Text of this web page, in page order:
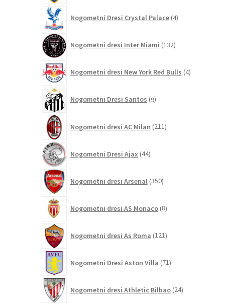
Nogometni Dresi Crystal Palace 4izdelki
Nogometni dresi Inter Miami 132izdelkov
Nogometni dresi New York Red Bulls 4izdelki
Nogometni Dresi Santos 9izdelkov
Nogometni dresi AC Milan 211izdelkov
Nogometni Dresi Ajax 44izdelkov
Nogometni dresi Arsenal 350izdelkov
Nogometni dresi AS Monaco 8izdelkov
Nogometni dresi As Roma 121izdelkov
Nogometni Dresi Aston Villa 71izdelkov
Nogometni dresi Athletic Bilbao 24izdelkov